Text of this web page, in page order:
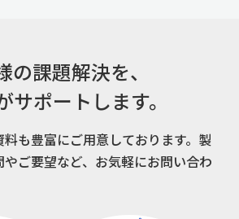
の課題解決を、
サポートします。
も豊富にご用意しております。 製
ご要望など、お気軽にお問い合わ